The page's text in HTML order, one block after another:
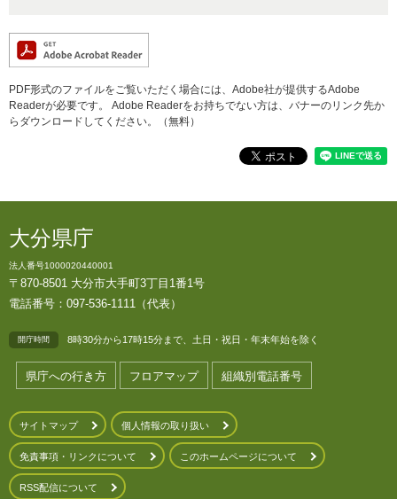
PDF形式のファイルをご覧いただく場合には、Adobe社が提供するAdobe
Readerが必要です。
Adobe Readerをお持ちでない方は、バナーのリンク先か
らダウンロードしてください。（無料）
大分県庁
法人番号1000020440001
〒870-8501 大分市大手町3丁目1番1号
電話番号：097-536-1111（代表）
開庁時間 8時30分から17時15分まで、土日・祝日・年末年始を除く
県庁への行き方 フロアマップ 組織別電話番号
サイトマップ 個人情報の取り扱い
免責事項・リンクについて このホームページについて
RSS配信について